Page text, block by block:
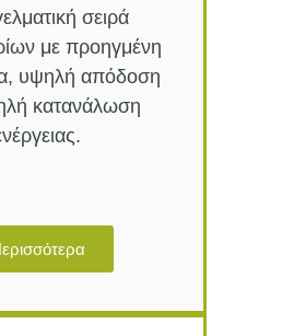
σειρά
με προηγμένη
υψηλή απόδοση
κατανάλωση